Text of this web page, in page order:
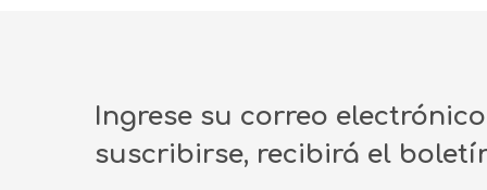
Ingrese su correo
suscribirse, recibirá el